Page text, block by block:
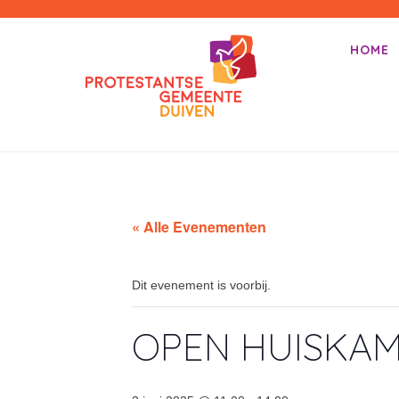
Primair
Spring
HOME
« Alle Evenementen
Dit evenement is voorbij.
OPEN